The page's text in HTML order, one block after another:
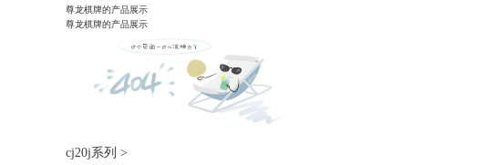
尊龙棋牌的产品展示
尊龙棋牌的产品展示
cj20j系列 >